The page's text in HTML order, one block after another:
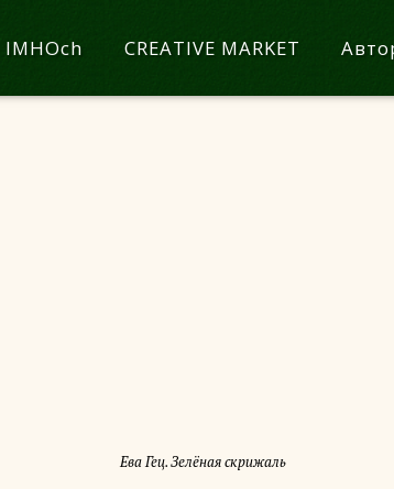
IMHOch CREATIVE MARKET
Ева Гец. Зелёная скрижаль